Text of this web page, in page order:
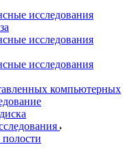
исследования
исследования
исследования
компьютерных